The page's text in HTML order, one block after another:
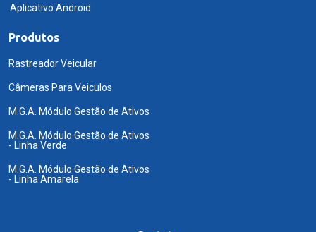
Aplicativo Android
Produtos
Rastreador Veicular
Câmeras Para Veiculos
M.G.A. Módulo Gestão de Ativos
M.G.A. Módulo Gestão de Ativos
- Linha Verde
M.G.A. Módulo Gestão de Ativos
- Linha Amarela